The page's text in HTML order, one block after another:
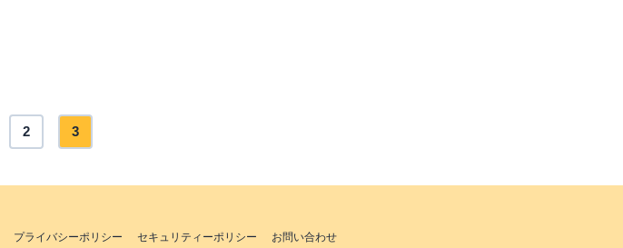
2 3
プライバシーポリシー セキュリティーポリシー お問い合わせ